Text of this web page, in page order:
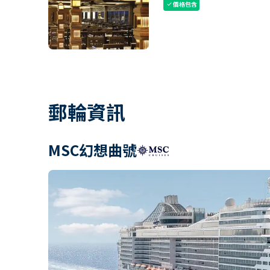
check價格包含
郵輪資訊
MSC幻想曲號